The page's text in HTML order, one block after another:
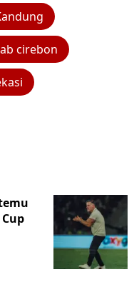
cirebon